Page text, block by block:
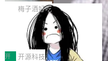
续增长的AI成本该如何优化。
正是围绕这些实际问题，从
理两个方面，让用户的每一份算
得住、用得稳、省得下、更安全
始，Token使用一目...
wat（Google 员工编号 23，
年的编程搭档，MapReduce 和
作者）、Quoc Le（Google 大
q2Seq 和 DocAI 的共同发明人
yals（Gemini 联合负责人，
把「看得清、用母语、记得住」
齐。 SolonCode 是什么
耳科技研发的企业级终端编码
中文驱动的数字员工，自主理解
骤、编写代码。不挑模型、不挑
梅子酒好吃
让“代码语义理解”深度释放
价值潜能：华为云码道（
代码仓技术解析
一、代码仓深度理解技术的作用
程实践中，代码仓是企业核心知
开 开源科技